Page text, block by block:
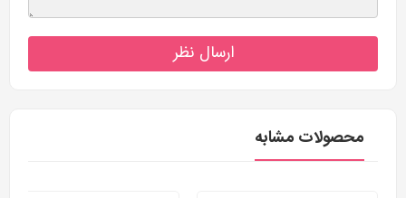
ارسال نظر
محصولات مشابه